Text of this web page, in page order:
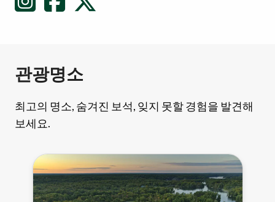
관광명소
최고의 명소, 숨겨진 보석, 잊지 못할 경험을 발견해
보세요.